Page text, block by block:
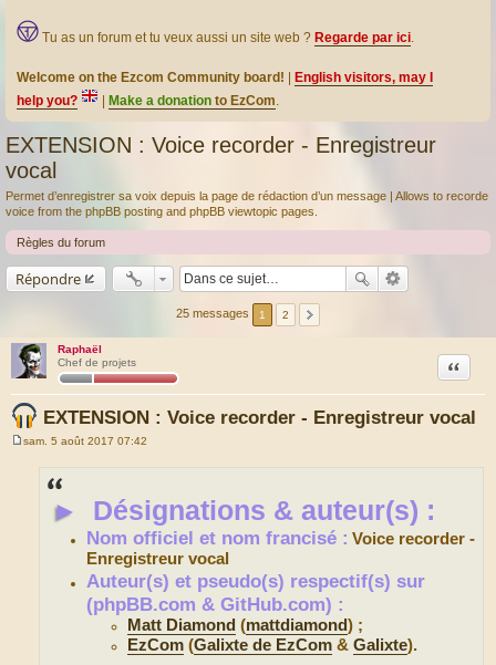
Tu as un forum et tu veux aussi un site web ? Regarde par ici.
Welcome on the Ezcom Community board!
English visitors, may I
help you?
Make a donation to EzCom.
EXTENSION : Voice recorder - Enregistreur
vocal
Permet d’enregistrer sa voix depuis la page de rédaction d’un message | Allows to recorde
voice from the phpBB posting and phpBB viewtopic pages.
Règles du forum
Répondre
25 messages 1 2
Raphaël
Chef de projets
EXTENSION : Voice recorder - Enregistreur vocal
Citation
sam. 5 août 2017 07:42
► Désignations & auteur(s) :
Nom officiel et nom francisé : Voice recorder -
Enregistreur vocal
Auteur(s) et pseudo(s) respectif(s) sur
(phpBB.com & GitHub.com) :
Matt Diamond (mattdiamond) ;
EzCom (Galixte de EzCom &Galixte).